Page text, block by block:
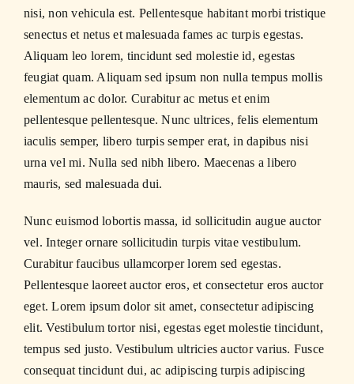
nisi, non vehicula est. Pellentesque habitant morbi tristique
senectus et netus et malesuada fames ac turpis egestas.
Aliquam leo lorem, tincidunt sed molestie id, egestas
feugiat quam. Aliquam sed ipsum non nulla tempus mollis
elementum ac dolor. Curabitur ac metus et enim
pellentesque pellentesque. Nunc ultrices, felis elementum
iaculis semper, libero turpis semper erat, in dapibus nisi
urna vel mi. Nulla sed nibh libero. Maecenas a libero
mauris, sed malesuada dui.
Nunc euismod lobortis massa, id sollicitudin augue auctor
vel. Integer ornare sollicitudin turpis vitae vestibulum.
Curabitur faucibus ullamcorper lorem sed egestas.
Pellentesque laoreet auctor eros, et consectetur eros auctor
eget. Lorem ipsum dolor sit amet, consectetur adipiscing
elit. Vestibulum tortor nisi, egestas eget molestie tincidunt,
tempus sed justo. Vestibulum ultricies auctor varius. Fusce
consequat tincidunt dui, ac adipiscing turpis adipiscing